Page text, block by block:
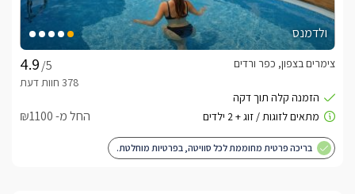
ולדמנס
/5
צימרים בצפון, כפר ורדים
החל מ- ₪1100
בריכה פרטית מחוממת לכל סוויטה, בפרטיות מוחלטת.